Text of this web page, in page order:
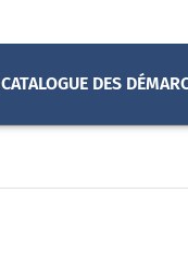
CATALOGUE DES